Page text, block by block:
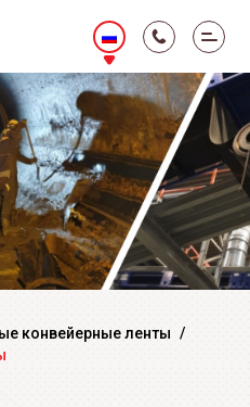
конвейерные ленты /